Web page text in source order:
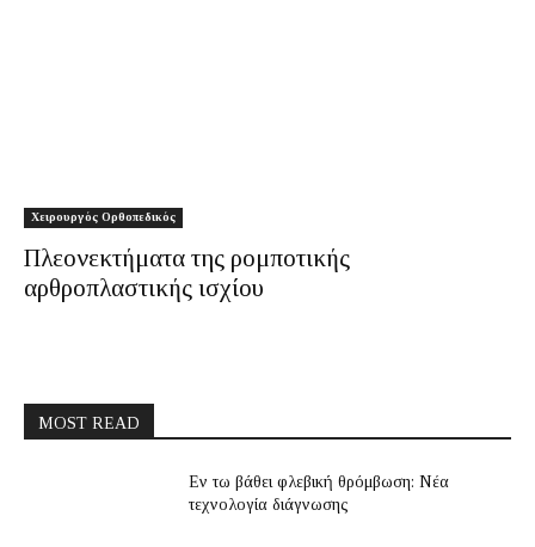
Χειρουργός Ορθοπεδικός
Πλεονεκτήματα της ρομποτικής
αρθροπλαστικής ισχίου
MOST READ
Εν τω βάθει φλεβική θρόμβωση: Νέα
τεχνολογία διάγνωσης